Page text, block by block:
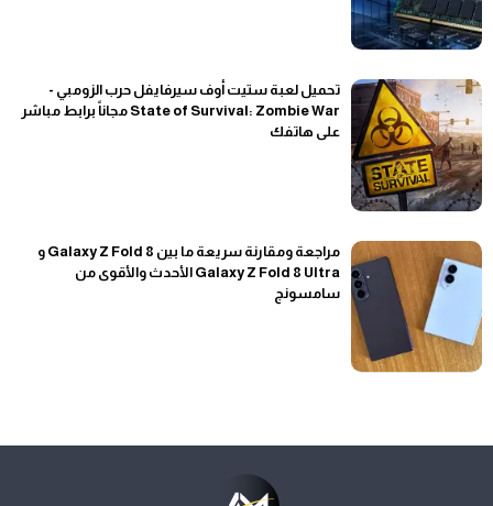
تحميل لعبة ستيت أوف سيرفايفل حرب الزومبي -
State of Survival: Zombie War مجاناً برابط مباشر
على هاتفك
مراجعة ومقارنة سريعة ما بين Galaxy Z Fold 8 و
Galaxy Z Fold 8 Ultra الأحدث والأقوى من
سامسونج